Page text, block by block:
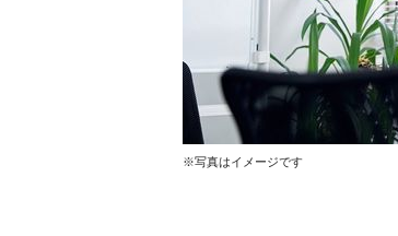
※写真はイメージです